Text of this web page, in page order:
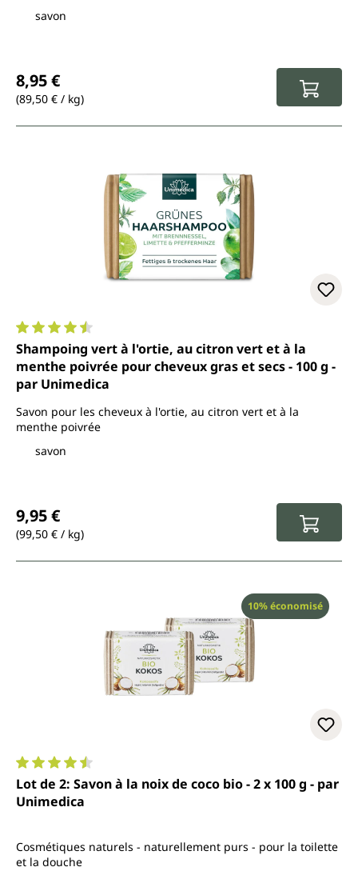
savon
8,95 €
(89,50 € / kg)
Note moyenne de 4.6 sur 5 étoiles
Shampoing vert à l'ortie, au citron vert et à la
menthe poivrée pour cheveux gras et secs - 100 g -
par Unimedica
Savon pour les cheveux à l'ortie, au citron vert et à la
menthe poivrée
savon
9,95 €
(99,50 € / kg)
Réduction
10% économisé
Note moyenne de 4.4 sur 5 étoiles
Lot de 2: Savon à la noix de coco bio - 2 x 100 g - par
Unimedica
Cosmétiques naturels - naturellement purs - pour la toilette
et la douche